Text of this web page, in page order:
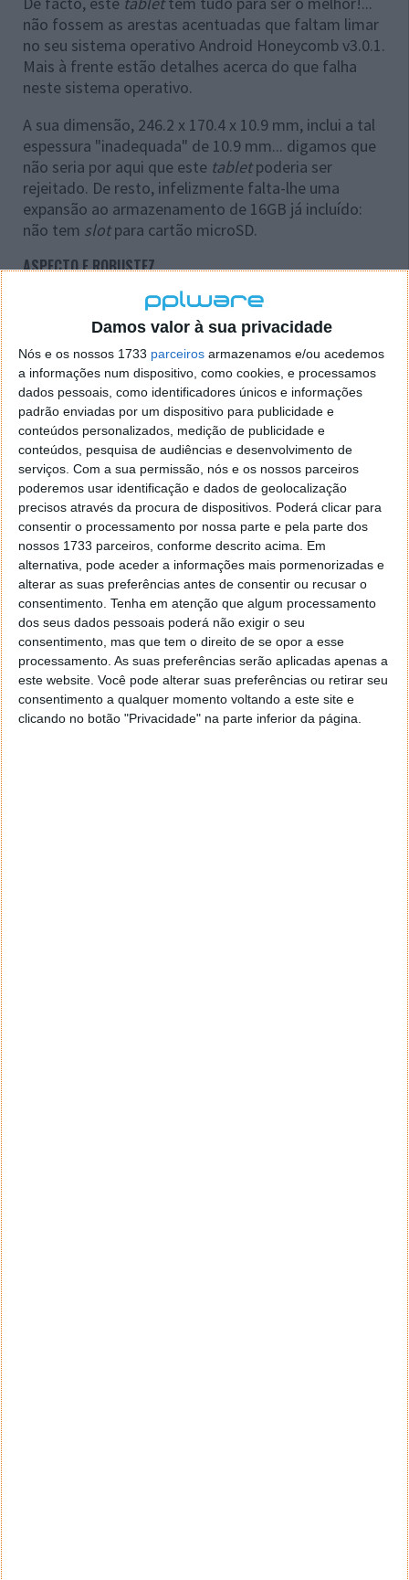
Damos valor à sua privacidade
Nós e os nossos 1733 parceiros armazenamos e/ou acedemos
a informações num dispositivo, como cookies, e processamos
dados pessoais, como identificadores únicos e informações
padrão enviadas por um dispositivo para publicidade e
conteúdos personalizados, medição de publicidade e
conteúdos, pesquisa de audiências e desenvolvimento de
serviços. Com a sua permissão, nós e os nossos parceiros
poderemos usar identificação e dados de geolocalização
precisos através da procura de dispositivos. Poderá clicar para
consentir o processamento por nossa parte e pela parte dos
nossos 1733 parceiros, conforme descrito acima. Em
alternativa, pode aceder a informações mais pormenorizadas e
alterar as suas preferências antes de consentir ou recusar o
consentimento. Tenha em atenção que algum processamento
dos seus dados pessoais poderá não exigir o seu
consentimento, mas que tem o direito de se opor a esse
processamento. As suas preferências serão aplicadas apenas a
este website. Você pode alterar suas preferências ou retirar seu
consentimento a qualquer momento voltando a este site e
clicando no botão "Privacidade" na parte inferior da página.
não fossem as arestas acentuadas que faltam limar
no seu sistema operativo Android Honeycomb v3.0.1.
Mais à frente estão detalhes acerca do que falha
neste sistema operativo.
A sua dimensão, 246.2 x 170.4 x 10.9 mm, inclui a tal
espessura "inadequada" de 10.9 mm... digamos que
não seria por aqui que este tabletpoderia ser
rejeitado. De resto, infelizmente falta-lhe uma
expansão ao armazenamento de 16GB já incluído:
não tem slotpara cartão microSD.
ASPECTO E ROBUSTEZ
Estetableté bonito e tem um toque elegante mas a
qualidade de construção está um pouco débil. Ao
pegar-lhe a robustez é logo fortemente ameaçada
pela tampa traseira de plástico que, embora a
rugosidade e formato adequado às mãos não sejam
descabidos, tem um toque oco e é possível moldá-lo
ligeiramente pressionando nalguns pontos.